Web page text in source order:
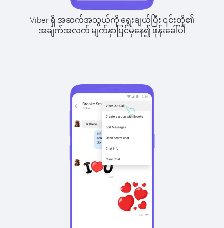
Viber ရှိ အဆက်အသွယ်ကို ရွေးချယ်ပြီး ၎င်းတို့၏
အချက်အလက် မျက်နှာပြင်မှနေ၍ ဖုန်းခေါ်ပါ